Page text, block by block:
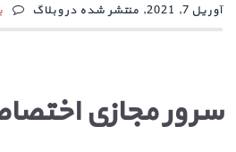
آوریل 7, 2021, منتشر شده در وبلاگ
سرور مجازی